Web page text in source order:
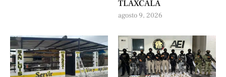
TLAXCALA
agosto 9, 2026